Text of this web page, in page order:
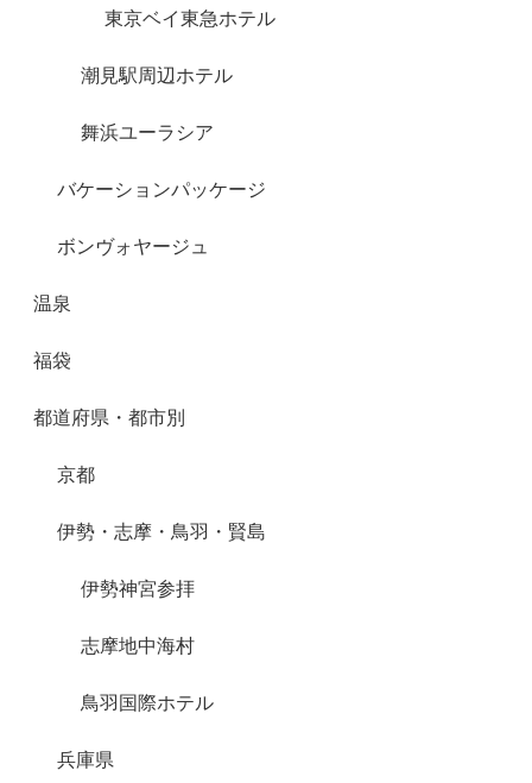
東京ベイ東急ホテル
潮見駅周辺ホテル
舞浜ユーラシア
バケーションパッケージ
ボンヴォヤージュ
温泉
福袋
都道府県・都市別
京都
伊勢・志摩・鳥羽・賢島
伊勢神宮参拝
志摩地中海村
鳥羽国際ホテル
兵庫県